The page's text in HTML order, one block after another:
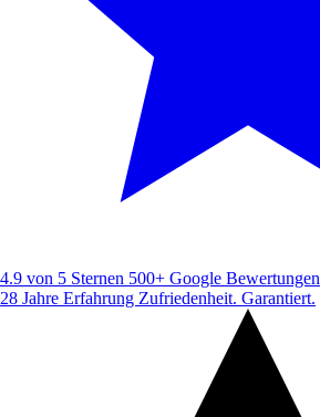
4.9 von 5 Sternen 500+ Google Bewertungen
28 Jahre Erfahrung Zufriedenheit. Garantiert.